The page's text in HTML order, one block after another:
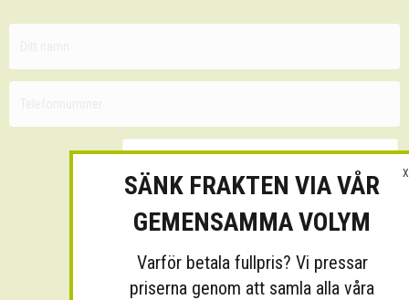
X
SÄNK FRAKTEN VIA VÅR
GEMENSAMMA VOLYM
Varför betala fullpris? Vi pressar
priserna genom att samla alla våra